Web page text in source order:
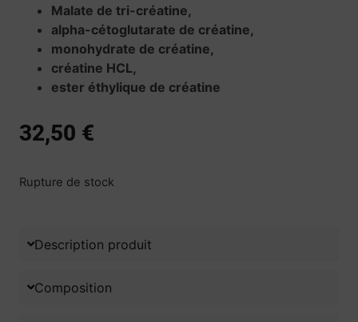
Malate de tri-créatine,
alpha-cétoglutarate de créatine,
monohydrate de créatine,
créatine HCL,
ester éthylique de créatine
32,50 €
Rupture de stock
Description produit
Composition